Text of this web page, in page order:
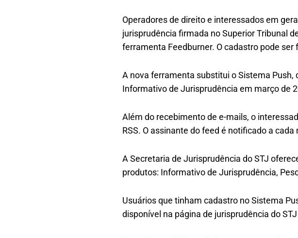
Operadores de direito e interessados em
jurisprudência firmada no Superior Tribunal
ferramenta Feedburner. O cadastro pode ser
A nova ferramenta substitui o Sistema
Informativo de Jurisprudência em março de
Além do recebimento de e-mails, o
RSS. O assinante do feed é notificado a
A Secretaria de Jurisprudência do STJ
produtos: Informativo de Jurisprudência,
Usuários que tinham cadastro no Sistema
disponível na página de jurisprudência do STJ